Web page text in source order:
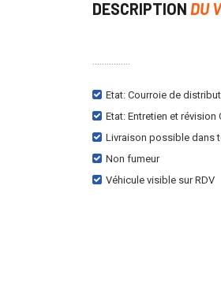
DESCRIPTION DU
................
Etat: Courroie de
Etat: Entretien et révision
Livraison possible dans
Non fumeur
Véhicule visible sur RDV